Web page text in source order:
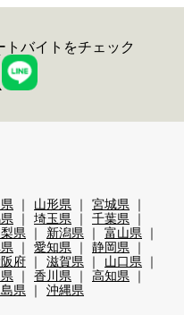
バイトをチェック
山形県
宮城県
埼玉県
千葉県
県 新潟県
富山県
愛知県
静岡県
府 滋賀県
山口県
香川県
高知県
県 沖縄県